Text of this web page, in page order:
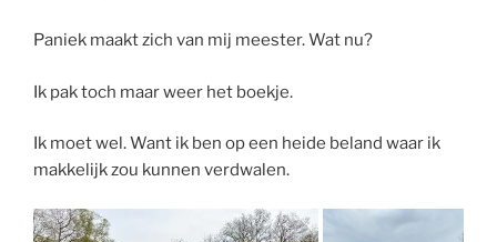
Paniek maakt zich van mij meester. Wat nu?
Ik pak toch maar weer het boekje.
Ik moet wel. Want ik ben op een heide beland waar ik
makkelijk zou kunnen verdwalen.